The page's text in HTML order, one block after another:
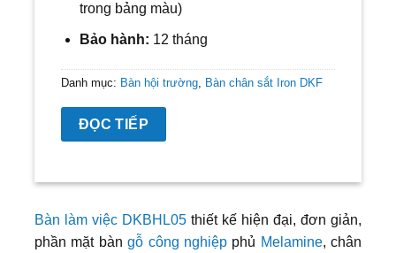
trong bảng màu)
Bảo hành: 12 tháng
Danh mục: Bàn hội trường Bàn chân sắt Iron DKF
ĐỌC TIẾP
Bàn làm việc DKBHL05 thiết kế hiện đại, đơn giản,
phần mặt bàngỗ công nghiệpphủ Melamine, chân